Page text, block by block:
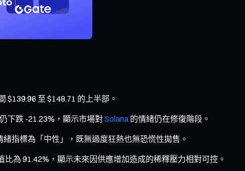
$139.96 至 $148.71 的上半部。
下跌 -21.23%，顯示市場對Solana 的情緒仍在修復階段。
指標為「中性」，既無過度狂熱也無恐慌性拋售。
為 91.42%，顯示未來因供應增加造成的稀釋壓力相對可控。